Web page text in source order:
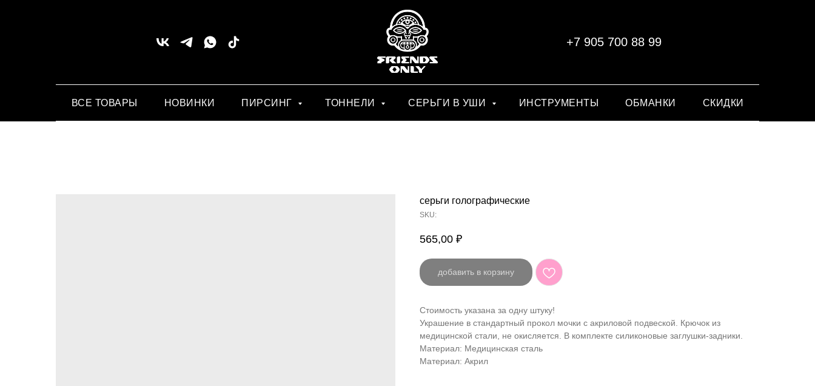
+7 905 700 88 99
ВСЕ ТОВАРЫ НОВИНКИ ПИРСИНГ ТОННЕЛИ СЕРЬГИ В УШИ ИНСТРУМЕНТЫ ОБМАНКИ СКИДКИ
серьги голографические
SKU:
565,00 ₽
добавить в корзину
Стоимость указана за одну штуку!
Украшение в стандартный прокол мочки с акриловой подвеской. Крючок из
медицинской стали, не окисляется. В комплекте силиконовые заглушки-задники.
Материал: Медицинская сталь
Материал: Акрил